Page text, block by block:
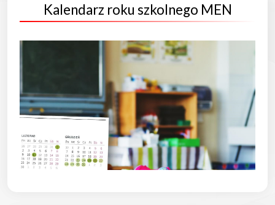
Kalendarz roku szkolnego MEN